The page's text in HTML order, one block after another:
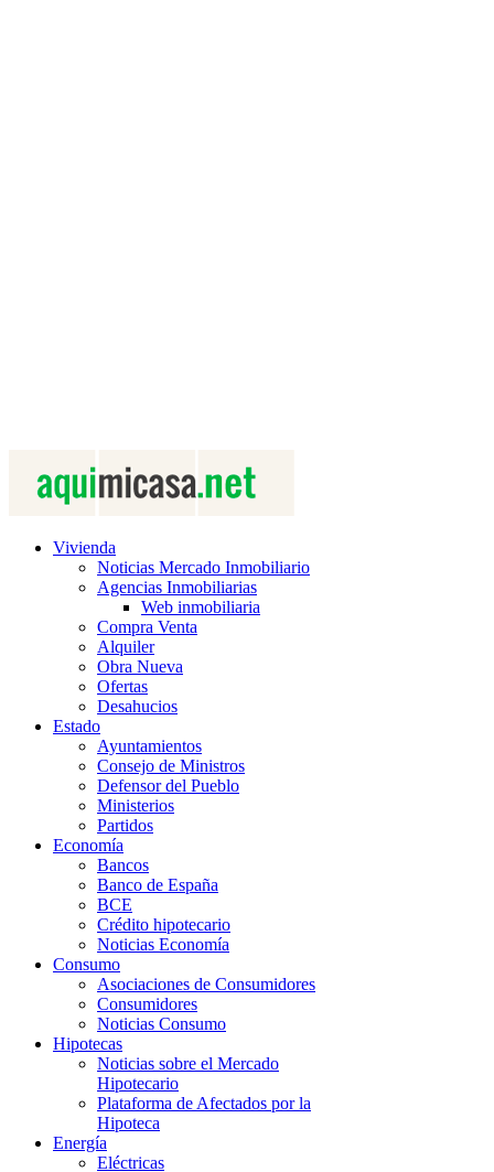
Vivienda
Noticias Mercado Inmobiliario
Agencias Inmobiliarias
Web inmobiliaria
Compra Venta
Alquiler
Obra Nueva
Ofertas
Desahucios
Estado
Ayuntamientos
Consejo de Ministros
Defensor del Pueblo
Ministerios
Partidos
Economía
Bancos
Banco de España
BCE
Crédito hipotecario
Noticias Economía
Consumo
Asociaciones de Consumidores
Consumidores
Noticias Consumo
Hipotecas
Noticias sobre el Mercado
Hipotecario
Plataforma de Afectados por la
Hipoteca
Energía
Eléctricas